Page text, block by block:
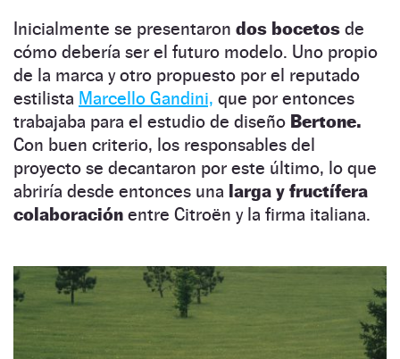
Inicialmente se presentaron dos bocetos de
cómo debería ser el futuro modelo. Uno propio
de la marca y otro propuesto por el reputado
estilista Marcello Gandini, que por entonces
trabajaba para el estudio de diseño Bertone.
Con buen criterio, los responsables del
proyecto se decantaron por este último, lo que
abriría desde entonces una larga y fructífera
colaboración entre Citroën y la firma italiana.